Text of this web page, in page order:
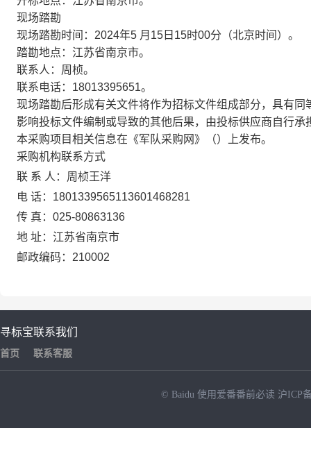
现场踏勘
现场踏勘时间： 2024年5 月 15 日 15时00分（北京时间） 。
踏勘地点：江苏省南京市。
联系人： 周桢。
联系电话： 18013395651。
现场踏勘后形成有关文件将作为招标文件组成部分，具有
影响投标文件编制或导致的其他后果，由投标供应商自行承
本采购项目相关信息在《军队采购网》（）上发布。
采购机构联系方式
联 系 人： 周桢王洋
电 话： 1801339565113601468281
传 真： 025-80863136
地 址： 江苏省南京市
邮政编码： 210002
寻标宝
首页
联系我们
联系客服
© Baidu 使用爱番番前必读 沪ICP